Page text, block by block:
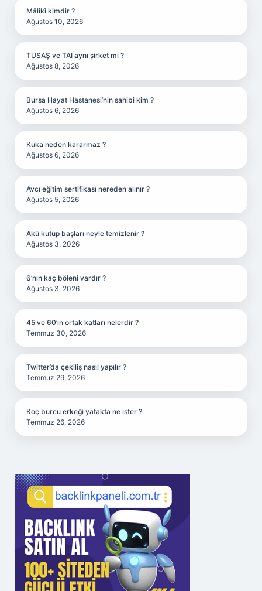
Mâlikî kimdir ?
Ağustos 10, 2026
TUSAŞ ve TAI aynı şirket mi ?
Ağustos 8, 2026
Bursa Hayat Hastanesi’nin sahibi kim ?
Ağustos 6, 2026
Kuka neden kararmaz ?
Ağustos 6, 2026
Avcı eğitim sertifikası nereden alınır ?
Ağustos 5, 2026
Akü kutup başları neyle temizlenir ?
Ağustos 3, 2026
6’nın kaç böleni vardır ?
Ağustos 3, 2026
45 ve 60’ın ortak katları nelerdir ?
Temmuz 30, 2026
Twitter’da çekiliş nasıl yapılır ?
Temmuz 29, 2026
Koç burcu erkeği yatakta ne ister ?
Temmuz 26, 2026